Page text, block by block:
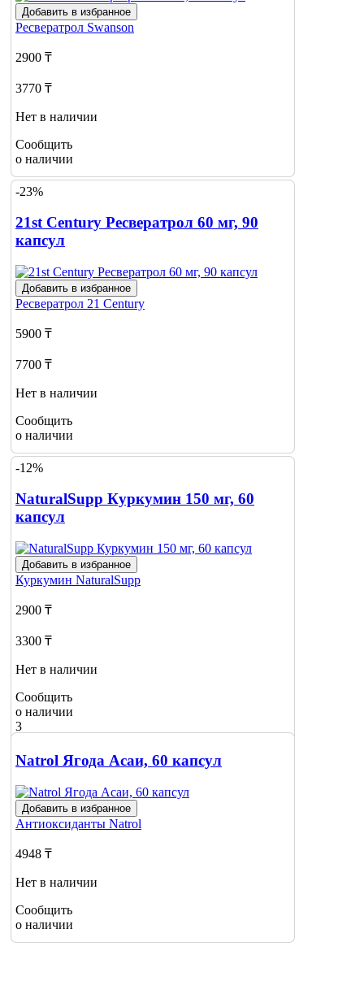
Добавить в избранное
Ресвератрол Swanson
2900 ₸
3770 ₸
Нет в наличии
Сообщить
о наличии
-23%
21st Century Ресвератрол 60 мг, 90
капсул
Добавить в избранное
Ресвератрол 21 Century
5900 ₸
7700 ₸
Нет в наличии
Сообщить
о наличии
-12%
NaturalSupp Куркумин 150 мг, 60
капсул
Добавить в избранное
Куркумин NaturalSupp
2900 ₸
3300 ₸
Нет в наличии
Сообщить
о наличии
3
Natrol Ягода Асаи, 60 капсул
Добавить в избранное
Антиоксиданты Natrol
4948 ₸
Нет в наличии
Сообщить
о наличии